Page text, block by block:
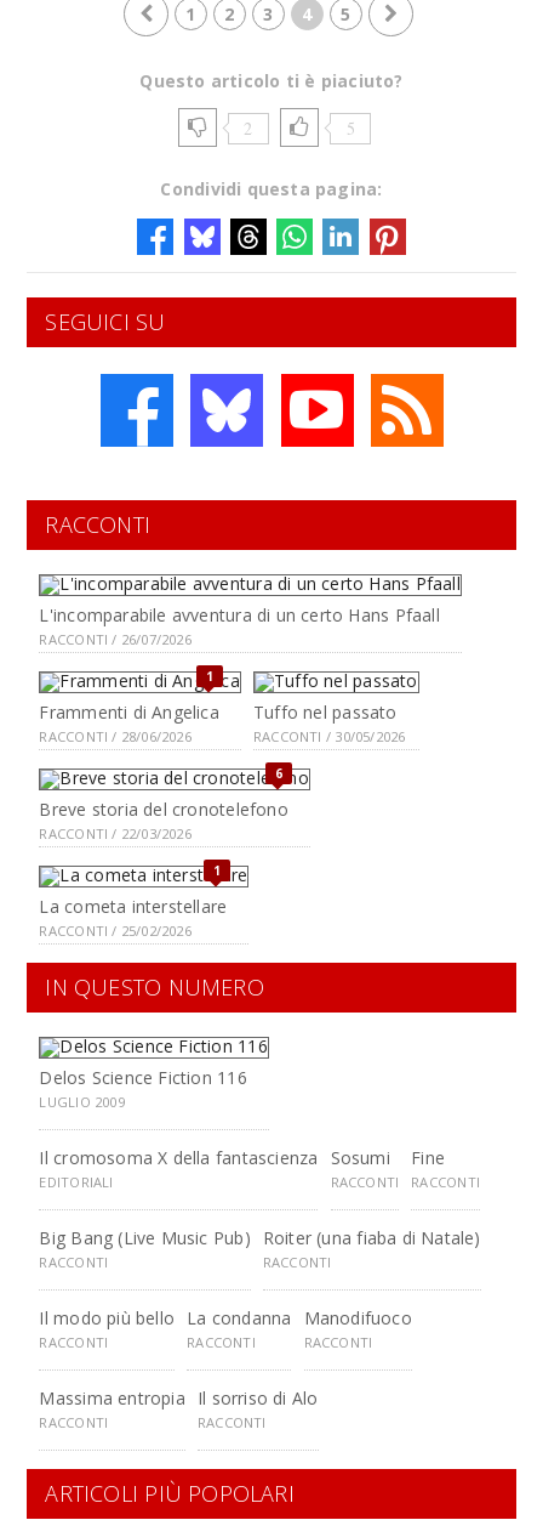
1 2 3 4 5
Questo articolo ti è piaciuto?
2 5
Condividi questa pagina:
SEGUICI SU
RACCONTI
L'incomparabile avventura di un certo Hans Pfaall
RACCONTI / 26/07/2026
1
Frammenti di Angelica
RACCONTI / 28/06/2026
Tuffo nel passato
RACCONTI / 30/05/2026
6
Breve storia del cronotelefono
RACCONTI / 22/03/2026
1
La cometa interstellare
RACCONTI / 25/02/2026
IN QUESTO NUMERO
Delos Science Fiction 116
LUGLIO 2009
Il cromosoma X della fantascienza
EDITORIALI
Sosumi
RACCONTI
Fine
RACCONTI
Big Bang (Live Music Pub)
RACCONTI
Roiter (una fiaba di Natale)
RACCONTI
Il modo più bello
RACCONTI
La condanna
RACCONTI
Manodifuoco
RACCONTI
Massima entropia
RACCONTI
Il sorriso di Alo
RACCONTI
ARTICOLI PIÙ POPOLARI